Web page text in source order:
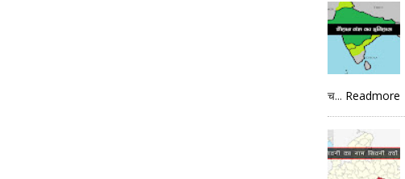
च... Readmore